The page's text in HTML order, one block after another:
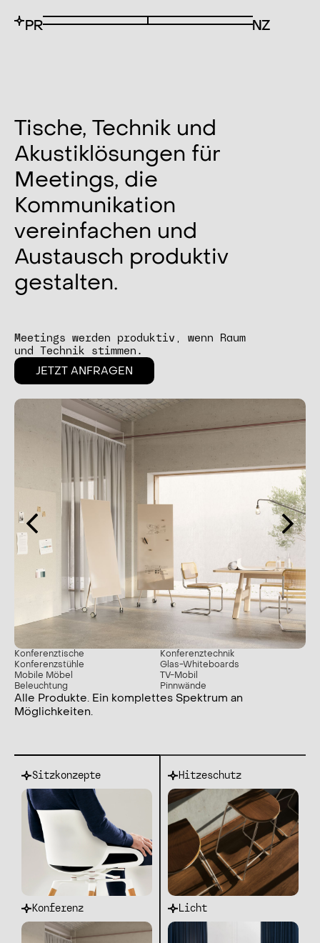
Tische, Technik und
Akustiklösungen für
Meetings, die
Kommunikation
vereinfachen und
Austausch produktiv
gestalten.
Meetings werden produktiv, wenn Raum
und Technik stimmen.
JETZT ANFRAGEN
Konferenztische
Konferenztechnik
Konferenzstühle
Glas-Whiteboards
Mobile Möbel
TV-Mobil
Beleuchtung
Pinnwände
Alle Produkte. Ein komplettes Spektrum an
Möglichkeiten.
Sitzkonzepte
Konferenz
Hitzeschutz
Licht